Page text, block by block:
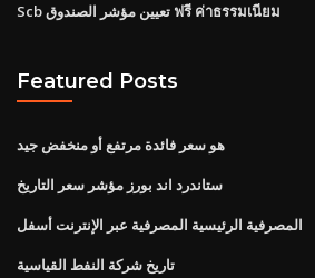
Scb تعيين مؤشر الصندوق ฟรี ค่าธรรมเนียม
Featured Posts
هو سعر فائدة مرتفع أو منخفض جيد
ستاندرد اند بورز مؤشر سعر التاريخ
المصرفية الرئيسية المصرفية عبر الإنترنت أسفل
تاريخ شركة النفط القياسية